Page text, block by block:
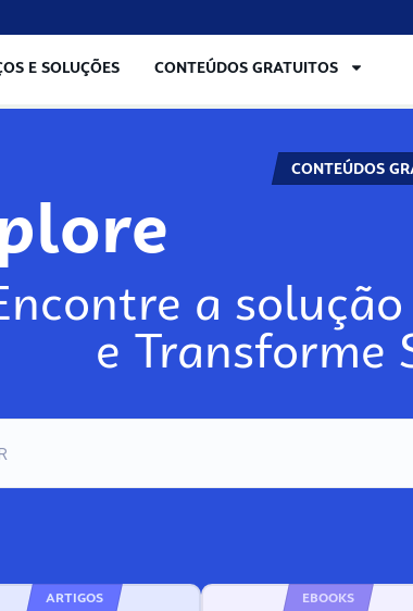
E SOLUÇÕES CONTEÚDOS GRATUITOS
CONTEÚDOS
a
e Transforme
ARTIGOS EBOOKS